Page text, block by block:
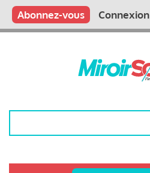
Aller
contenu
Main
Qui sommes nous ?
Vous publiez
Nous publions
Contactez-nous
Abonnez-vous Connexion